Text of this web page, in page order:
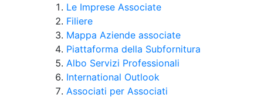
Le Imprese Associate
Filiere
Mappa Aziende associate
Piattaforma della Subfornitura
Albo Servizi Professionali
International Outlook
Associati per Associati